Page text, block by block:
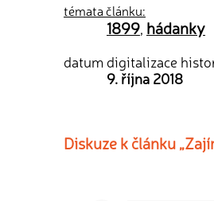
témata článku:
1899 hádanky
datum digitalizace
9. října 2018
Diskuze k článku